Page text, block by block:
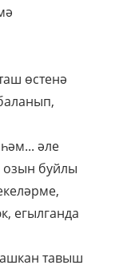
өстенә
әле
озын буйлы
егылганда
тавыш